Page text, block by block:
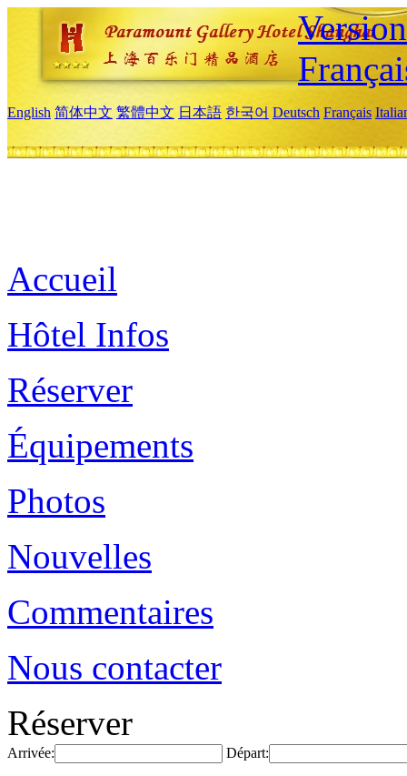
English 简体中文 繁體中文 日本語 한국어 Deutsch Français
Accueil
Hôtel Infos
Réserver
Équipements
Photos
Nouvelles
Commentaires
Nous contacter
Réserver
Arrivée: Départ: